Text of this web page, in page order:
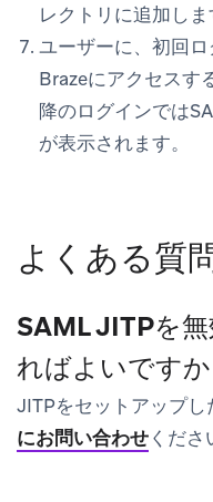
レクトリに追加しま
ユーザーに、初回
Brazeにアクセスす
降のログインでは
が表示されます。
よくある質
SAML JITPを
ればよいですか
JITPをセットアップ
にお問い合わせくださ